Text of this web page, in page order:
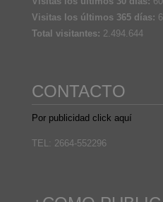
Visitas los últimos 365 días:
Total visitantes: 2.494.644
CONTACTO
Por publicidad click aquí
TEL: 2664-552296